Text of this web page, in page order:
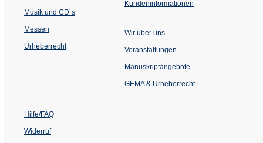
Musik und CD´s
Messen
Urheberrecht
Kundeninformationen
Wir über uns
Veranstaltungen
einem
Tab)
Manuskriptangebote
GEMA & Urheberrecht
Hilfe/FAQ
Widerruf